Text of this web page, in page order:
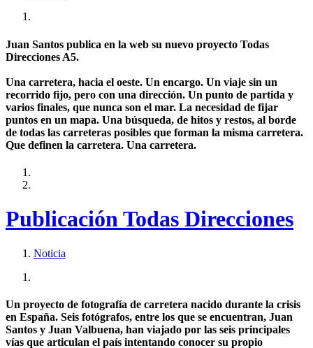
Juan Santos publica en la web su nuevo proyecto Todas
Direcciones A5.
Una carretera, hacia el oeste. Un encargo. Un viaje sin un
recorrido fijo, pero con una dirección. Un punto de partida y
varios finales, que nunca son el mar. La necesidad de fijar
puntos en un mapa. Una búsqueda, de hitos y restos, al borde
de todas las carreteras posibles que forman la misma carretera.
Que definen la carretera. Una carretera.
Publicación Todas Direcciones
Noticia
Un proyecto de fotografía de carretera nacido durante la crisis
en España. Seis fotógrafos, entre los que se encuentran, Juan
Santos y Juan Valbuena, han viajado por las seis principales
vías que articulan el país intentando conocer su propio